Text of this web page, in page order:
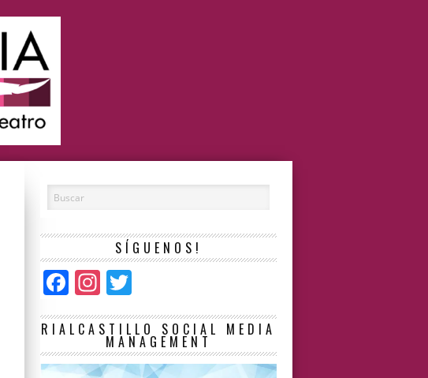
SÍGUENOS!
Facebook
Instagram
RIALCASTILLO SOCIAL MEDIA
MANAGEMENT